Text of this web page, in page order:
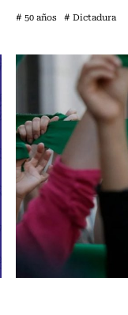
# 50 años # Dictadura